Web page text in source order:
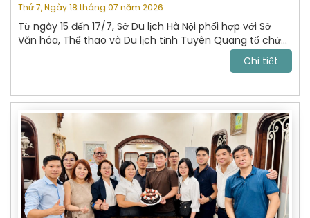
Thứ 7, Ngày 18 tháng 07 năm 2026
Từ ngày 15 đến 17/7, Sở Du lịch Hà Nội phối hợp với Sở
Văn hóa, Thể thao và Du lịch tỉnh Tuyên Quang tổ chức
chương trình khảo sát, xây dựng và kết nối các sản
Chi tiết